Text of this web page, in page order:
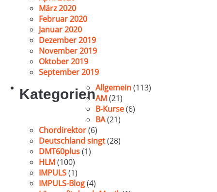
März 2020
Februar 2020
Januar 2020
Dezember 2019
November 2019
Oktober 2019
September 2019
KategorienAllgemein(113)
AM(21)
B-Kurse(6)
BA(21)
Chordirektor(6)
Deutschland singt(28)
DMT60plus(1)
HLM(100)
IMPULS(1)
IMPULS-Blog(4)